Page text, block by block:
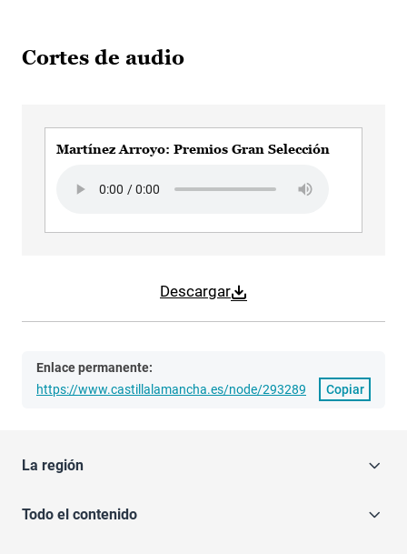
Cortes de audio
Descargar
Martínez Arroyo: Premios Gran Selección
Enlace permanente:
https://www.castillalamancha.es/node/293289
Copiar
La región
Todo el contenido